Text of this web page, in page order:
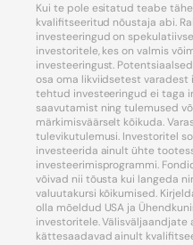
Kui te pole esitatud teabe
kvalifitseeritud nõustaja abi.
investeeringud on
investoritele, kes on valmis
investeeringust.
osa oma likviidsetest varadest
tehtud investeeringud ei taga
saavutamist ning tulemused
märkimisväärselt kõikuda.
tulevikutulemusi. Investoritel
investeerida ainult ühte
investeerimisprogrammi.
võivad nii tõusta kui langeda
valuutakursi kõikumised.
olla mõeldud USA ja
investoritele. Välisväljaandjate
kättesaadavad ainult